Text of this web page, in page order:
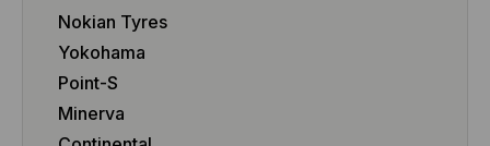
Nokian Tyres
Yokohama
Point-S
Minerva